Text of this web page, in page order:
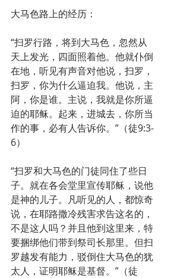
大马色路上的经历：
“扫罗行路，将到大马色，忽然从
天上发光，四面照着他。他就仆倒
在地，听见有声音对他说，扫罗，
扫罗，你为什么逼迫我。他说，主
阿，你是谁。主说，我就是你所逼
迫的耶稣。起来，进城去，你所当
作的事，必有人告诉你。”（徒9:3-
6）
“扫罗和大马色的门徒同住了些日
子。就在各会堂里宣传耶稣，说他
是神的儿子。凡听见的人，都惊奇
说，在耶路撒冷残害求告这名的，
不是这人吗？并且他到这里来，特
要捆绑他们带到祭司长那里。但扫
罗越发有能力，驳倒住大马色的犹
太人，证明耶稣是基督。”（徒